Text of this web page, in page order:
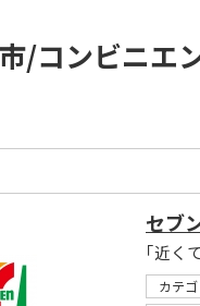
/コンビニエ
セブ
｢近く
カテ